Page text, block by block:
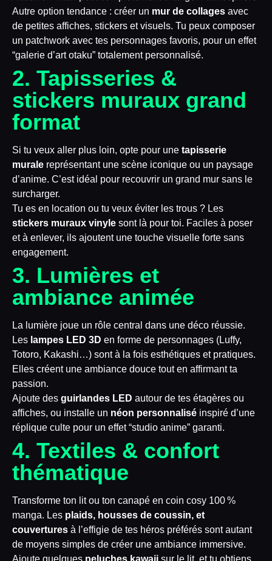
Autre option tendance : créer un mur de collages avec
de petites affiches, stickers et visuels. Tu peux composer
un patchwork avec tes personnages favoris, pour un effet
“galerie d’art otaku” totalement personnalisé.
2. Tapisseries &
stickers muraux grand
format
Si tu veux aller plus loin, opte pour une tapisserie
murale représentant une scène iconique ou un paysage
d’anime. C’est idéal pour recouvrir un grand mur sans le
surcharger.
Tu es en location ou tu veux éviter les trous ? Les
stickers muraux vinyle sont là pour toi. Faciles à poser
et à enlever, ils ajoutent une touche visuelle forte sans
engagement.
3. Lumières et
ambiance animée
La lumière joue un rôle central dans une déco réussie.
Les lampes LED 3D en forme de personnages (Luffy,
Totoro, Kakashi…) sont à la fois esthétiques et pratiques.
Elles créent une ambiance douce tout en affirmant ta
passion.
Ajoute des guirlandes LED autour de tes étagères ou
affiches, ou installe un néon personnalisé inspiré d’une
réplique culte pour un effet “studio anime” garanti.
4. Textiles & confort
thématique
Transforme ton lit ou ton canapé en coin cosy 100 %
manga. Les plaids, housses de coussin, et
couvertures à l’effigie de tes héros préférés sont autant
de moyens simples de créer une ambiance immersive.
Ajoute quelques peluches kawaii sur le lit, et tu obtiens